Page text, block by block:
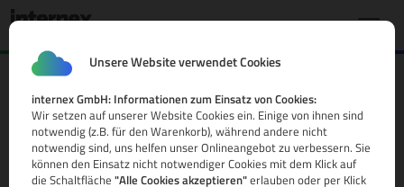
Unsere Website verwendet Cookies
internex GmbH: Informationen zum Einsatz von Cookies:
Wir setzen auf unserer Website Cookies ein. Einige von ihnen sind
notwendig (z.B. für den Warenkorb), während andere nicht
notwendig sind, uns helfen unser Onlineangebot zu verbessern. Sie
können den Einsatz nicht notwendiger Cookies mit dem Klick auf
die Schaltfläche "Alle Cookies akzeptieren"erlauben oder per Klick
.cz Domain
Alle Infos